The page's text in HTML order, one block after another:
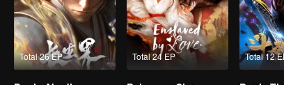
Total 26 EP Total 24 EP Total 12